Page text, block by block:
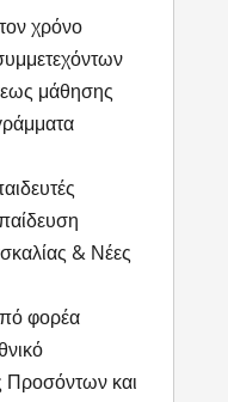
χρόνο
μάθησης
& Νέες
φορέα
Προσόντων και